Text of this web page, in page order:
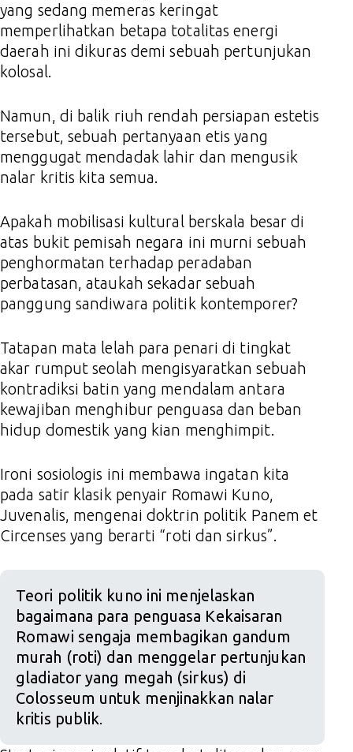
yang sedang memeras keringat
memperlihatkan betapa totalitas energi
daerah ini dikuras demi sebuah pertunjukan
kolosal.
Namun, di balik riuh rendah persiapan estetis
tersebut, sebuah pertanyaan etis yang
menggugat mendadak lahir dan mengusik
nalar kritis kita semua.
Apakah mobilisasi kultural berskala besar di
atas bukit pemisah negara ini murni sebuah
penghormatan terhadap peradaban
perbatasan, ataukah sekadar sebuah
panggung sandiwara politik kontemporer?
Tatapan mata lelah para penari di tingkat
akar rumput seolah mengisyaratkan sebuah
kontradiksi batin yang mendalam antara
kewajiban menghibur penguasa dan beban
hidup domestik yang kian menghimpit.
Ironi sosiologis ini membawa ingatan kita
pada satir klasik penyair Romawi Kuno,
Juvenalis, mengenai doktrin politik Panem et
Circenses yang berarti “roti dan sirkus”.
Teori politik kuno ini menjelaskan
bagaimana para penguasa Kekaisaran
Romawi sengaja membagikan gandum
murah (roti) dan menggelar pertunjukan
gladiator yang megah (sirkus) di
Colosseum untuk menjinakkan nalar
kritis publik.